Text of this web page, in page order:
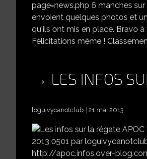
page=news.php 6 manches
envoient quelques photos et
qu'ils ont mis en place. Bravo
Félicitations même !
LES INFOS
loguivycanotclub 21 mai 2013
2013 0501 par
http://apoc.infos.over-